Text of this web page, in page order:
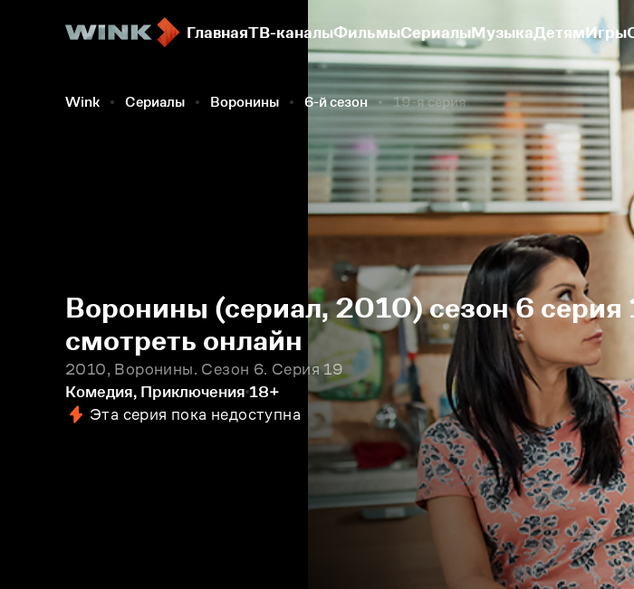
ГлавнаяТВ-каналыФильмыСериалыМузыкаДетямИгры
Wink Сериалы Воронины 6-й сезон 19-я серия
Воронины (сериал, 2010) сезон 6 серия
смотреть онлайн
2010, Воронины. Сезон 6. Серия 19
Комедия, Приключения 18+
Эта серия пока недоступна